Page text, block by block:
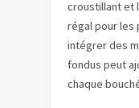
croustillant et
régal pour les
intégrer des
fondus peut
chaque